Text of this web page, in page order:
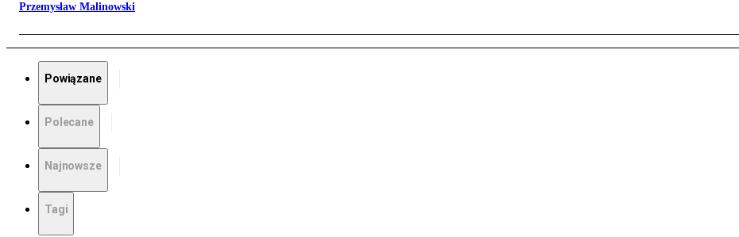
Przemysław Malinowski
Powiązane
Polecane
Najnowsze
Tagi